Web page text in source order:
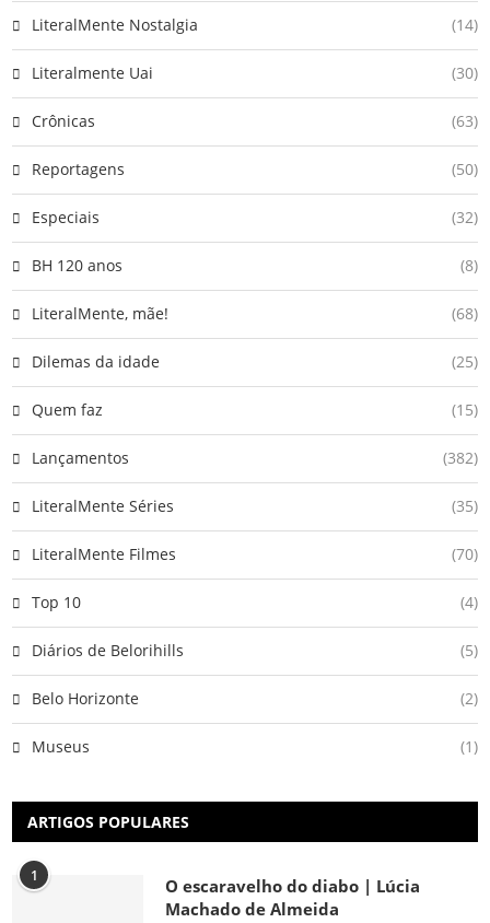
LiteralMente Nostalgia (14)
Literalmente Uai (30)
Crônicas (63)
Reportagens (50)
Especiais (32)
BH 120 anos (8)
LiteralMente, mãe! (68)
Dilemas da idade (25)
Quem faz (15)
Lançamentos (382)
LiteralMente Séries (35)
LiteralMente Filmes (70)
Top 10 (4)
Diários de Belorihills (5)
Belo Horizonte (2)
Museus (1)
ARTIGOS POPULARES
1
O escaravelho do diabo | Lúcia
Machado de Almeida